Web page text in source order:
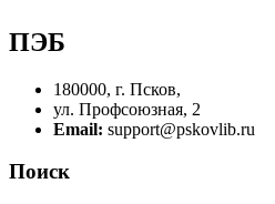
ПЭБ
180000, г. Псков,
ул. Профсоюзная, 2
Email: support@pskovlib.ru
Поиск